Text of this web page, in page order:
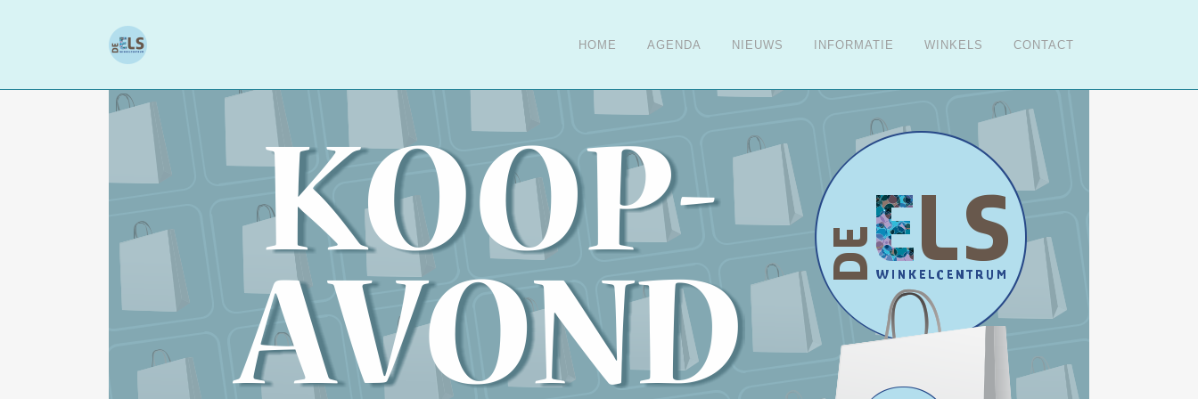
HOME AGENDA NIEUWS INFORMATIE WINKELS CONTACT